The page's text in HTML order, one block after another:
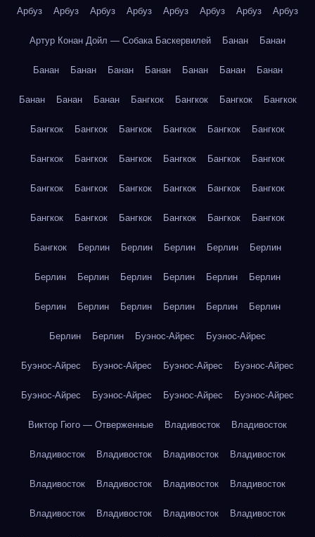
Арбуз Арбуз Арбуз Арбуз Арбуз Арбуз Арбуз Арбуз
Артур Конан Дойл — Собака Баскервилей Банан Банан
Банан Банан Банан Банан Банан Банан Банан
Банан Банан Банан Бангкок Бангкок Бангкок Бангкок
Бангкок Бангкок Бангкок Бангкок Бангкок Бангкок
Бангкок Бангкок Бангкок Бангкок Бангкок Бангкок
Бангкок Бангкок Бангкок Бангкок Бангкок Бангкок
Бангкок Бангкок Бангкок Бангкок Бангкок Бангкок
Бангкок Берлин Берлин Берлин Берлин Берлин
Берлин Берлин Берлин Берлин Берлин Берлин
Берлин Берлин Берлин Берлин Берлин Берлин
Берлин Берлин Буэнос-Айрес Буэнос-Айрес
Буэнос-Айрес Буэнос-Айрес Буэнос-Айрес Буэнос-Айрес
Буэнос-Айрес Буэнос-Айрес Буэнос-Айрес Буэнос-Айрес
Виктор Гюго — Отверженные Владивосток Владивосток
Владивосток Владивосток Владивосток Владивосток
Владивосток Владивосток Владивосток Владивосток
Владивосток Владивосток Владивосток Владивосток